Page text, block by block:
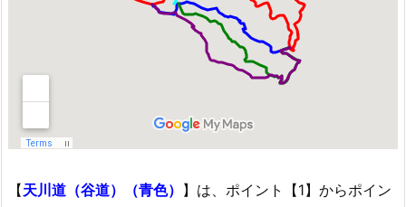
【天川道（谷道）（青色） 】は、ポイント【1】からポイン